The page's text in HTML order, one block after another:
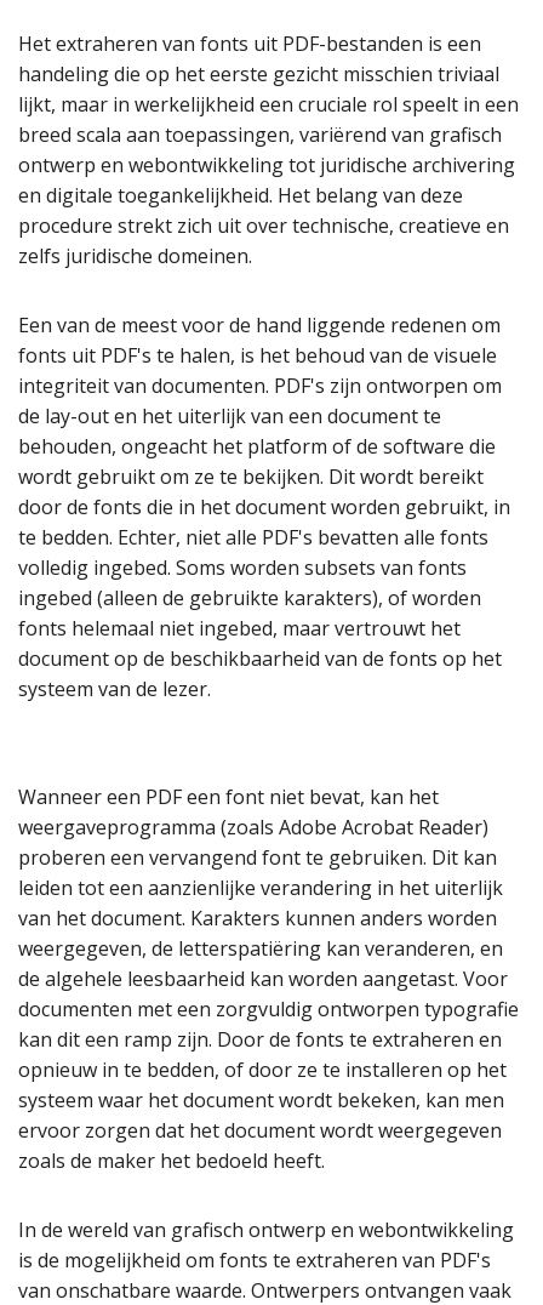
Het extraheren van fonts uit PDF-bestanden is een
handeling die op het eerste gezicht misschien triviaal
lijkt, maar in werkelijkheid een cruciale rol speelt in een
breed scala aan toepassingen, variërend van grafisch
ontwerp en webontwikkeling tot juridische archivering
en digitale toegankelijkheid. Het belang van deze
procedure strekt zich uit over technische, creatieve en
zelfs juridische domeinen.
Een van de meest voor de hand liggende redenen om
fonts uit PDF's te halen, is het behoud van de visuele
integriteit van documenten. PDF's zijn ontworpen om
de lay-out en het uiterlijk van een document te
behouden, ongeacht het platform of de software die
wordt gebruikt om ze te bekijken. Dit wordt bereikt
door de fonts die in het document worden gebruikt, in
te bedden. Echter, niet alle PDF's bevatten alle fonts
volledig ingebed. Soms worden subsets van fonts
ingebed (alleen de gebruikte karakters), of worden
fonts helemaal niet ingebed, maar vertrouwt het
document op de beschikbaarheid van de fonts op het
systeem van de lezer.
Wanneer een PDF een font niet bevat, kan het
weergaveprogramma (zoals Adobe Acrobat Reader)
proberen een vervangend font te gebruiken. Dit kan
leiden tot een aanzienlijke verandering in het uiterlijk
van het document. Karakters kunnen anders worden
weergegeven, de letterspatiëring kan veranderen, en
de algehele leesbaarheid kan worden aangetast. Voor
documenten met een zorgvuldig ontworpen typografie
kan dit een ramp zijn. Door de fonts te extraheren en
opnieuw in te bedden, of door ze te installeren op het
systeem waar het document wordt bekeken, kan men
ervoor zorgen dat het document wordt weergegeven
zoals de maker het bedoeld heeft.
In de wereld van grafisch ontwerp en webontwikkeling
is de mogelijkheid om fonts te extraheren van PDF's
van onschatbare waarde. Ontwerpers ontvangen vaak